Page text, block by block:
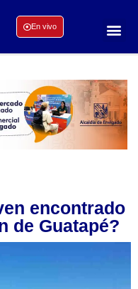
En vivo
encontrado
de Guatapé?